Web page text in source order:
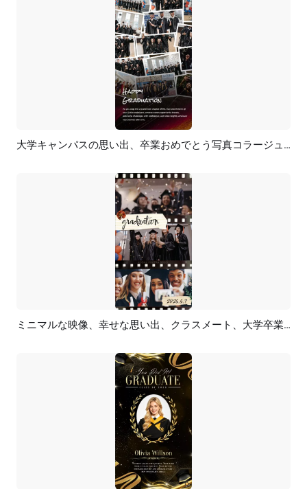
プレビュー AI再生成 大学キャンパスの思い出、卒業おめでとう写真コラージュ、TikTok、Instagramリール
プレビュー AI再生成 ミニマルな映像、幸せな思い出、クラスメート、大学卒業のスライドショー